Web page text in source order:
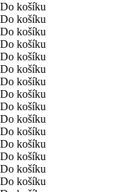
Do košíku
Do košíku
Do košíku
Do košíku
Do košíku
Do košíku
Do košíku
Do košíku
Do košíku
Do košíku
Do košíku
Do košíku
Do košíku
Do košíku
Do košíku